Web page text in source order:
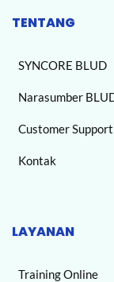
TENTANG
SYNCORE BLUD
Narasumber
Customer Support
Kontak
LAYANAN
Training Online